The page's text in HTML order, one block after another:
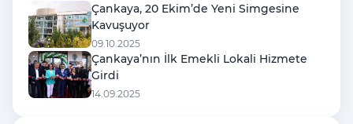
Çankaya, 20 Ekim’de Yeni Simgesine
Kavuşuyor
09.10.2025
Çankaya’nın İlk Emekli Lokali Hizmete
Girdi
14.09.2025